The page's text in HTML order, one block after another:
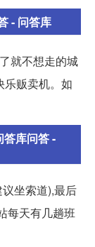
- 问答库
就不想走的城
乐贩卖机。如
库问答 -
坐索道),最后
每天有几趟班